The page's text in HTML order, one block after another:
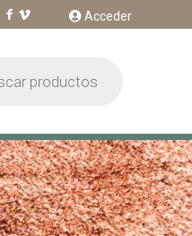
Acceder